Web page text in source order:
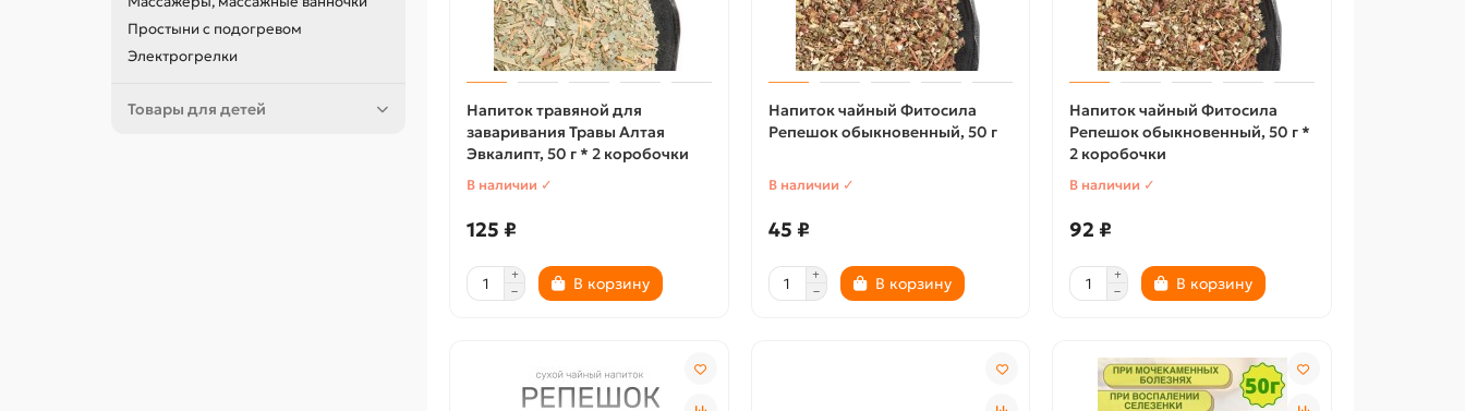
Простыни с подогревом
Электрогрелки
Товары для детей
Напиток травяной для
заваривания Травы Алтая
Эвкалипт, 50 г * 2 коробочки
В наличии ✓
125 ₽
В корзину
Напиток чайный Фитосила
Репешок обыкновенный, 50 г
В наличии ✓
45 ₽
В корзину
Напиток чайный Фитосила
Репешок обыкновенный, 50 г *
2 коробочки
В наличии ✓
92 ₽
В корзину